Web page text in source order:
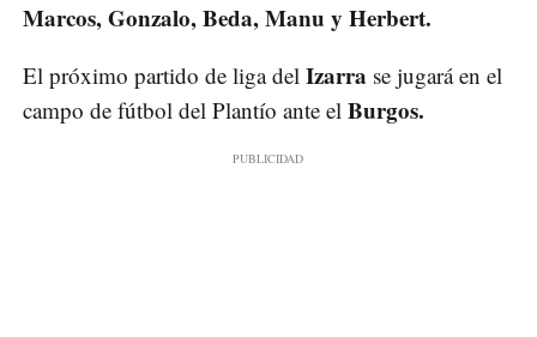
Marcos, Gonzalo, Beda, Manu y Herbert.
El próximo partido de liga del Izarra se jugará en el
campo de fútbol del Plantío ante el Burgos.